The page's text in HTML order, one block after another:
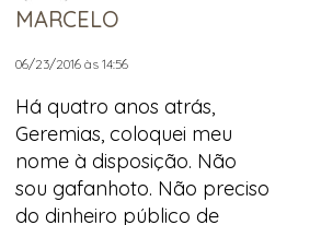
MARCELO
06/23/2016 às 14:56
Há quatro anos atrás,
Geremias, coloquei meu
nome à disposição. Não
sou gafanhoto. Não preciso
do dinheiro público de